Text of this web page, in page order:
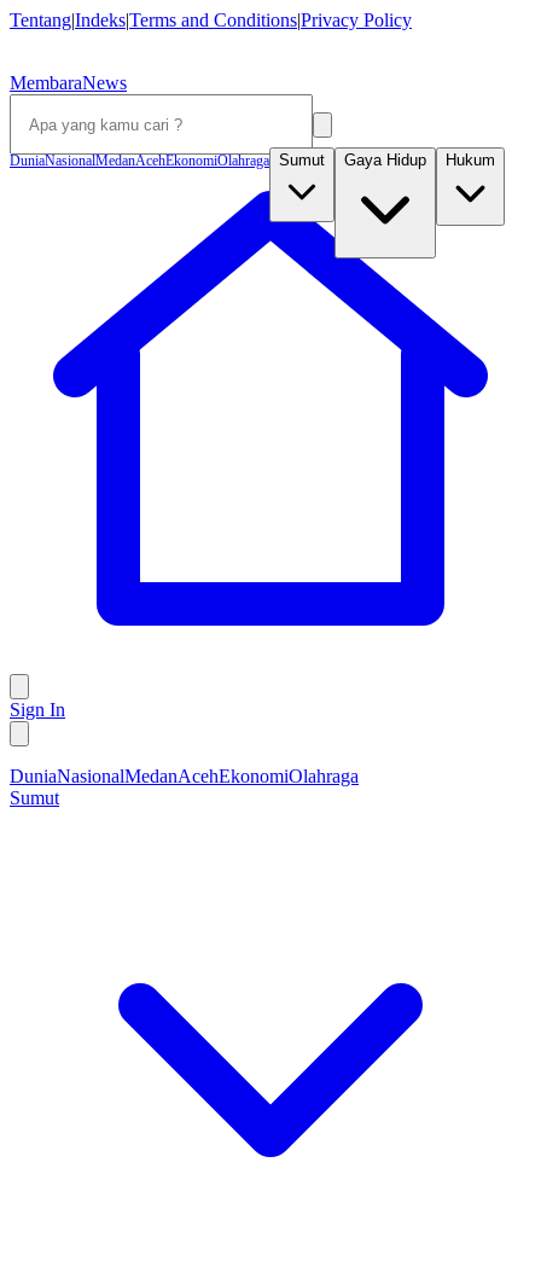
Tentang|Indeks|Terms and Conditions|Privacy Policy
MembaraNews
DuniaNasionalMedanAcehEkonomiOlahraga Sumut Gaya Hidup Hukum
Sign In
DuniaNasionalMedanAcehEkonomiOlahraga
Sumut